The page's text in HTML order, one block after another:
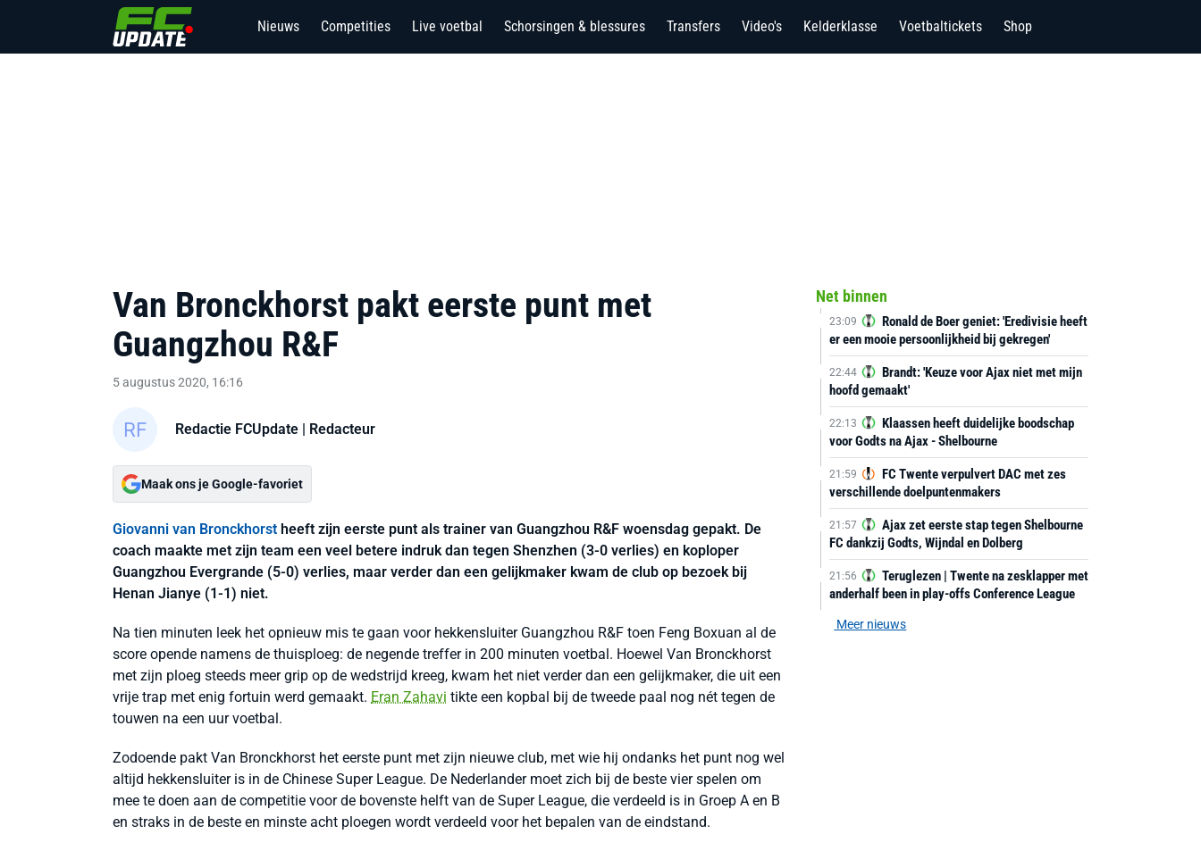
Nieuws Competities Live voetbal Schorsingen & blessures Transfers Video's Kelderklasse Voetbaltickets Shop
Van Bronckhorst pakt eerste punt met
Guangzhou R&F
5 augustus 2020, 16:16
Redactie FCUpdate | Redacteur
Maak ons je Google-favoriet
Giovanni van Bronckhorst heeft zijn eerste punt als trainer van Guangzhou R&F woensdag gepakt. De
coach maakte met zijn team een veel betere indruk dan tegen Shenzhen (3-0 verlies) en koploper
Guangzhou Evergrande (5-0) verlies, maar verder dan een gelijkmaker kwam de club op bezoek bij
Henan Jianye (1-1) niet.
Na tien minuten leek het opnieuw mis te gaan voor hekkensluiter Guangzhou R&F toen Feng Boxuan al de
score opende namens de thuisploeg: de negende treffer in 200 minuten voetbal. Hoewel Van Bronckhorst
met zijn ploeg steeds meer grip op de wedstrijd kreeg, kwam het niet verder dan een gelijkmaker, die uit een
vrije trap met enig fortuin werd gemaakt. Eran Zahavi tikte een kopbal bij de tweede paal nog nét tegen de
touwen na een uur voetbal.
Zodoende pakt Van Bronckhorst het eerste punt met zijn nieuwe club, met wie hij ondanks het punt nog wel
altijd hekkensluiter is in de Chinese Super League. De Nederlander moet zich bij de beste vier spelen om
mee te doen aan de competitie voor de bovenste helft van de Super League, die verdeeld is in Groep A en B
en straks in de beste en minste acht ploegen wordt verdeeld voor het bepalen van de eindstand.
Net binnen
23:09
Ronald de Boer geniet: 'Eredivisie heeft
er een mooie persoonlijkheid bij gekregen'
22:44
Brandt: 'Keuze voor Ajax niet met mijn
hoofd gemaakt'
22:13
Klaassen heeft duidelijke boodschap
voor Godts na Ajax - Shelbourne
21:59
FC Twente verpulvert DAC met zes
verschillende doelpuntenmakers
21:57
Ajax zet eerste stap tegen Shelbourne
FC dankzij Godts, Wijndal en Dolberg
21:56
Teruglezen | Twente na zesklapper met
anderhalf been in play-offs Conference League
Meer nieuws